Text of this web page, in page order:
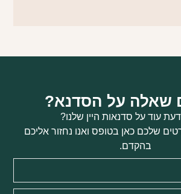
שאלה על הסדנא?
עוד על סדנאות היין שלנו?
שלכם כאן בטופס ואנו נחזור אליכם
בהקדם.